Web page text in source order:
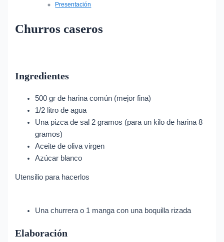
Presentación
Churros caseros
Ingredientes
500 gr de harina común (mejor fina)
1/2 litro de agua
Una pizca de sal 2 gramos (para un kilo de harina 8
gramos)
Aceite de oliva virgen
Azúcar blanco
Utensilio para hacerlos
Una churrera o 1 manga con una boquilla rizada
Elaboración